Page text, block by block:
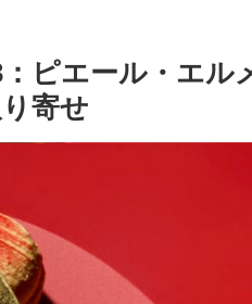
ピエール・エル
寄せ